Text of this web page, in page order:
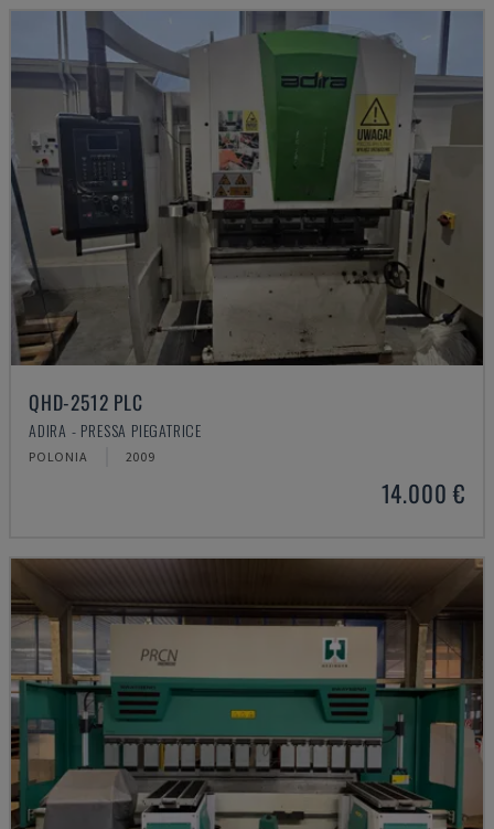
QHD-2512 PLC
ADIRA - PRESSA PIEGATRICE
POLONIA 2009
14.000 €